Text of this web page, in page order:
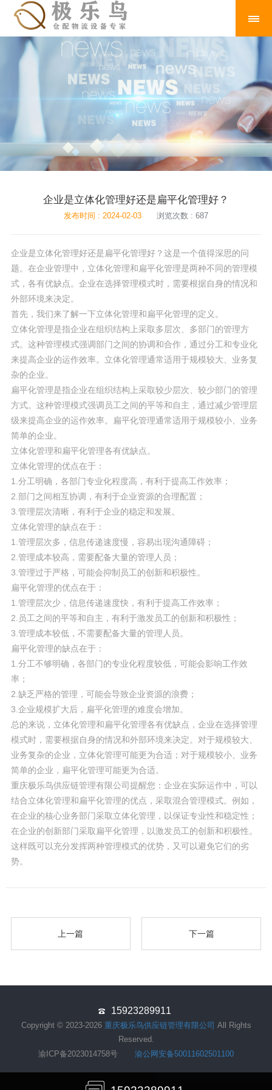
企业是立体化管理好还是扁平化管理好？
发布时间 : 2024-02-03 浏览次数 : 687
企业是立体化管理好还是扁平化管理好？这是一个值得深思的问
题。在企业管理中，立体化管理和扁平化管理是两种不同的管理模
式，各有优缺点。企业在选择管理模式时，需要根据自身的情况和
外部环境来决定。
首先，我们来了解一下立体化管理和扁平化管理的定义。
立体化管理是指企业在组织结构上采取多层次、多部门的管理方
式。这种管理模式强调部门之间的协调和合作，通过分工和专业化
来提高企业的运作效率。立体化管理通常适用于规模较大、业务复
杂的企业。
扁平化管理是指企业在组织结构上采取较少层次、较少部门的管理
方式。这种管理模式强调员工之间的平等和自主，通过减少管理层
级来提高企业的运作效率。扁平化管理通常适用于规模较小、业务
简单的企业。
立体化管理和扁平化管理各有优缺点。
立体化管理的优点在于：
1.分工明确，各部门专业化程度高，有利于提高工作效率；
2.部门之间相互协调，有利于企业资源的合理配置；
3.管理层次清晰，有利于企业的稳定和发展。
立体化管理的缺点在于：
1.管理层次多，信息传递速度慢，容易出现沟通障碍；
2.管理成本较高，需要配备大量的管理人员；
3.管理过于严格，可能会抑制员工的创新和积极性。
扁平化管理的优点在于：
1.管理层次少，信息传递速度快，有利于提高工作效率；
2.员工之间的平等和自主，有利于激发员工的创新和积极性；
3.管理成本较低，不需要配备大量的管理人员。
扁平化管理的缺点在于：
1.分工不够明确，各部门的专业化程度较低，可能会影响工作效
率；
2.缺乏严格的管理，可能会导致企业资源的浪费；
3.企业规模扩大后，扁平化管理的难度会增加。
总的来说，立体化管理和扁平化管理各有优缺点，企业在选择管理
模式时，需要根据自身的情况和外部环境来决定。对于规模较大、
业务复杂的企业，立体化管理可能更为合适；对于规模较小、业务
简单的企业，扁平化管理可能更为合适。
重庆极乐鸟供应链管理有限公司提醒您：企业在实际运作中，可以
结合立体化管理和扁平化管理的优点，采取混合管理模式。例如，
在企业的核心业务部门采取立体化管理，以保证专业性和稳定性；
在企业的创新部门采取扁平化管理，以激发员工的创新和积极性。
这样既可以充分发挥两种管理模式的优势，又可以避免它们的劣
势。
上一篇 下一篇
15923289911
Copyright © 2023-2026 重庆极乐鸟供应链管理有限公司 All Rights
Reserved.
渝ICP备2023014758号
渝公网安备50011602501100